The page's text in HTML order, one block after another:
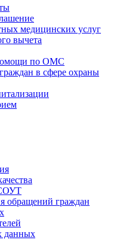
медицинских услуг
вычета
по ОМС
в сфере охраны
обращений граждан
данных